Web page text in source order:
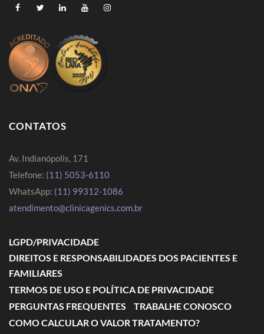
CONTATOS
Av. Indianópolis, 171
Telefone: (11) 5053-6110
WhatsApp: (11) 99312-1086
atendimento@clinicagenics.com.br
LGPD/PRIVACIDADE
DIREITOS E RESPONSABILIDADES DOS PACIENTES E
FAMILIARES
TERMOS DE USO E POLÍTICA DE PRIVACIDADE
PERGUNTAS FREQUENTES
TRABALHE CONOSCO
COMO CALCULAR O VALOR TRATAMENTO?